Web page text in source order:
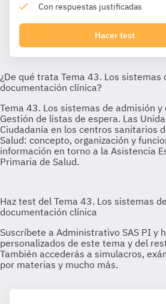
Con respuestas justificadas
Hacer test